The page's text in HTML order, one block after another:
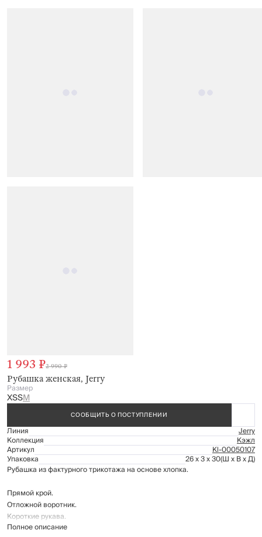
Рубашка женская, Jerry
1 993 ₽2 990 ₽
Размер
XSSM
СООБЩИТЬ О ПОСТУПЛЕНИИ
Линия Jerry
Коллекция Кэжл
Артикул Kl-00050107
Упаковка 26 x 3 x 30(Ш x В x Д)
Рубашка из фактурного трикотажа на основе хлопка.
Прямой крой.
Отложной воротник.
Короткие рукава.
Застегивается на пуговицы.
Полное описание